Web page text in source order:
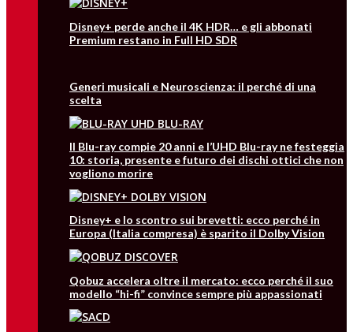
Disney+ perde anche il 4K HDR… e gli abbonati
Premium restano in Full HD SDR
Generi musicali e Neuroscienza: il perché di una
scelta
Il Blu-ray compie 20 anni e l’UHD Blu-ray ne festeggia
10: storia, presente e futuro dei dischi ottici che non
vogliono morire
Disney+ e lo scontro sui brevetti: ecco perché in
Europa (Italia compresa) è sparito il Dolby Vision
Qobuz accelera oltre il mercato: ecco perché il suo
modello “hi-fi” convince sempre più appassionati